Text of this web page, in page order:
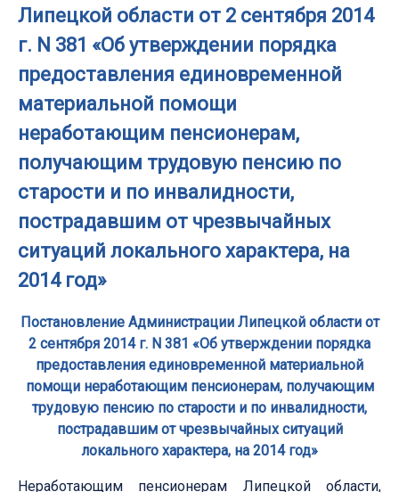
Липецкой области от 2 сентября 2014
г. N 381 «Об утверждении порядка
предоставления единовременной
материальной помощи
неработающим пенсионерам,
получающим трудовую пенсию по
старости и по инвалидности,
пострадавшим от чрезвычайных
ситуаций локального характера, на
2014 год»
Постановление Администрации Липецкой области от
2 сентября 2014 г. N 381 «Об утверждении порядка
предоставления единовременной материальной
помощи неработающим пенсионерам, получающим
трудовую пенсию по старости и по инвалидности,
пострадавшим от чрезвычайных ситуаций
локального характера, на 2014 год»
Неработающим пенсионерам Липецкой области,